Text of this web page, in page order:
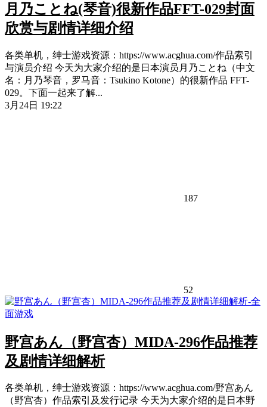
月乃ことね(琴音)很新作品FFT-029封面
欣赏与剧情详细介绍
各类单机，绅士游戏资源：https://www.acghua.com/作品索引
与演员介绍 今天为大家介绍的是日本演员月乃ことね（中文
名：月乃琴音，罗马音：Tsukino Kotone）的很新作品 FFT-
029。下面一起来了解...
3月24日 19:22
187
52
野宫あん（野宫杏）MIDA-296作品推荐
及剧情详细解析
各类单机，绅士游戏资源：https://www.acghua.com/野宫あん
（野宫杏）作品索引及发行记录 今天为大家介绍的是日本野